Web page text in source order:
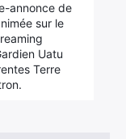
annonce de
sur le
Uatu
Terre